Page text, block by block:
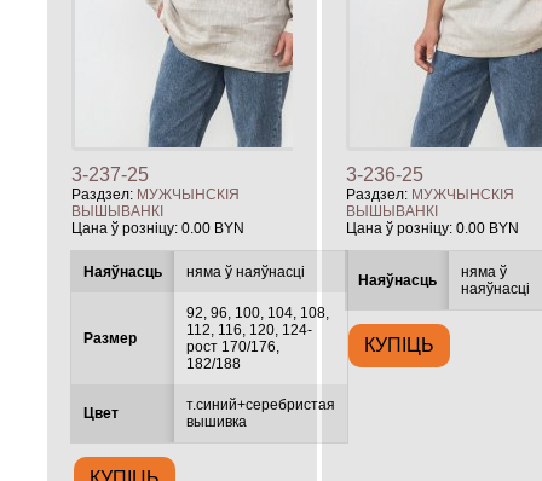
3-237-25
Раздзел: МУЖЧЫНСКIЯ
ВЫШЫВАНКІ
Цана ў розніцу: 0.00 BYN
Наяўнасць няма ў наяўнасці
Размер
92, 96, 100, 104, 108,
112, 116, 120, 124-
рост 170/176,
182/188
Цвет
т.синий+серебристая
вышивка
3-236-25
Раздзел: МУЖЧЫНСКIЯ
ВЫШЫВАНКІ
Цана ў розніцу:0.00 BYN
Наяўнасць
няма ў
наяўнасці